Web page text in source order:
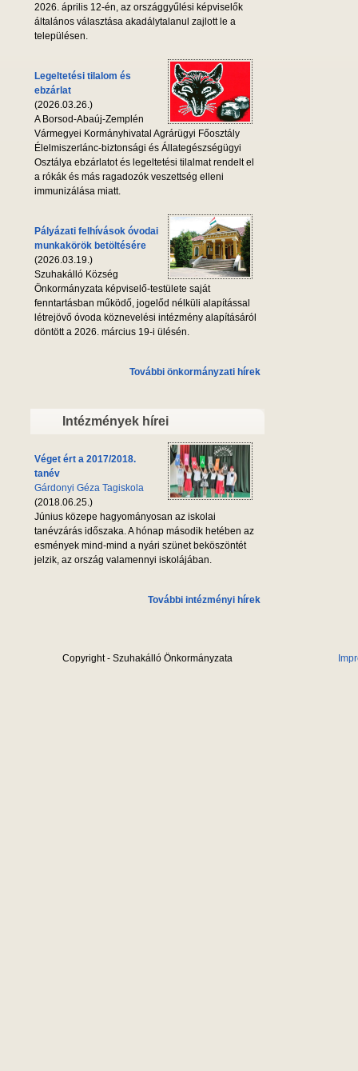
2026. április 12-én, az országgyűlési képviselők
általános választása akadálytalanul zajlott le a
településen.
Legeltetési tilalom és
ebzárlat
(2026.03.26.)
A Borsod-Abaúj-Zemplén
Vármegyei Kormányhivatal Agrárügyi Főosztály
Élelmiszerlánc-biztonsági és Állategészségügyi
Osztálya ebzárlatot és legeltetési tilalmat rendelt el
a rókák és más ragadozók veszettség elleni
immunizálása miatt.
Pályázati felhívások óvodai
munkakörök betöltésére
(2026.03.19.)
Szuhakálló Község
Önkormányzata képviselő-testülete saját
fenntartásban működő, jogelőd nélküli alapítással
létrejövő óvoda köznevelési intézmény alapításáról
döntött a 2026. március 19-i ülésén.
További önkormányzati hírek
Intézmények hírei
Véget ért a 2017/2018.
tanév
Gárdonyi Géza Tagiskola
(2018.06.25.)
Június közepe hagyományosan az iskolai
tanévzárás időszaka. A hónap második hetében az
esmények mind-mind a nyári szünet beköszöntét
jelzik, az ország valamennyi iskolájában.
További intézményi hírek
Copyright - Szuhakálló Önkormányzata